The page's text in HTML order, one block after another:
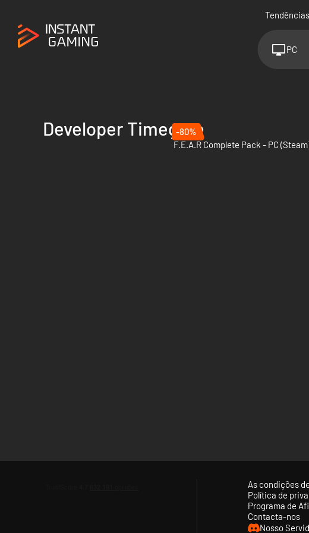
Tendências
PC
Developer Timegate
-80%
F.E.A.R Complete Pack - PC
As condições
Política de
Programa de
Contacta-nos
Nosso